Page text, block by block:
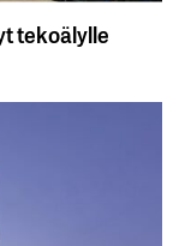
tekoälylle